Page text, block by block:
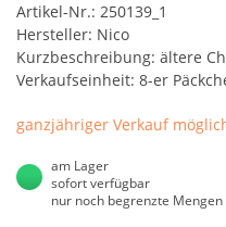
Artikel-Nr.: 250139_1
Hersteller: Nico
Kurzbeschreibung: ältere
Verkaufseinheit: 8-er
ganzjähriger Verkauf
am Lager
sofort verfügbar
nur noch begrenzte